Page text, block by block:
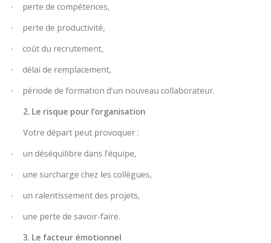
· perte de compétences,
· perte de productivité,
· coût du recrutement,
· délai de remplacement,
·
période de formation d’un nouveau collaborateur.
2. Le risque pour l’organisation
Votre départ peut provoquer :
· un déséquilibre dans l’équipe,
· une surcharge chez les collègues,
· un ralentissement des projets,
·
une perte de savoir-faire.
3. Le facteur émotionnel